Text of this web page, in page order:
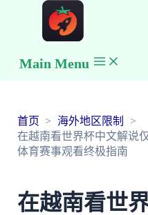
Main Menu
首页
海外地区限制
在越南看世界杯中文解说
体育赛事观看终极指南
在越南看世